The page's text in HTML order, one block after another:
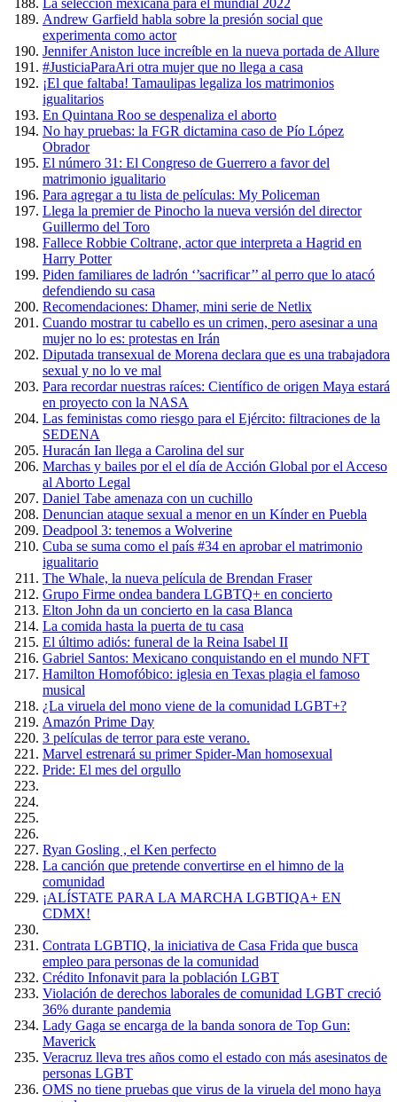
La selección mexicana para el mundial 2022
Andrew Garfield habla sobre la presión social que
experimenta como actor
Jennifer Aniston luce increíble en la nueva portada de Allure
#JusticiaParaAri otra mujer que no llega a casa
¡El que faltaba! Tamaulipas legaliza los matrimonios
igualitarios
En Quintana Roo se despenaliza el aborto
No hay pruebas: la FGR dictamina caso de Pío López
Obrador
El número 31: El Congreso de Guerrero a favor del
matrimonio igualitario
Para agregar a tu lista de películas: My Policeman
Llega la premier de Pinocho la nueva versión del director
Guillermo del Toro
Fallece Robbie Coltrane, actor que interpreta a Hagrid en
Harry Potter
Piden familiares de ladrón ‘’sacrificar’’ al perro que lo atacó
defendiendo su casa
Recomendaciones: Dhamer, mini serie de Netlix
Cuando mostrar tu cabello es un crimen, pero asesinar a una
mujer no lo es: protestas en Irán
Diputada transexual de Morena declara que es una trabajadora
sexual y no lo ve mal
Para recordar nuestras raíces: Científico de origen Maya estará
en proyecto con la NASA
Las feministas como riesgo para el Ejército: filtraciones de la
SEDENA
Huracán Ian llega a Carolina del sur
Marchas y bailes por el el día de Acción Global por el Acceso
al Aborto Legal
Daniel Tabe amenaza con un cuchillo
Denuncian ataque sexual a menor en un Kínder en Puebla
Deadpool 3: tenemos a Wolverine
Cuba se suma como el país #34 en aprobar el matrimonio
igualitario
The Whale, la nueva película de Brendan Fraser
Grupo Firme ondea bandera LGBTQ+ en concierto
Elton John da un concierto en la casa Blanca
La comida hasta la puerta de tu casa
El último adiós: funeral de la Reina Isabel II
Gabriel Santos: Mexicano conquistando en el mundo NFT
Hamilton Homofóbico: iglesia en Texas plagia el famoso
musical
¿La viruela del mono viene de la comunidad LGBT+?
Amazón Prime Day
3 películas de terror para este verano.
Marvel estrenará su primer Spider-Man homosexual
Pride: El mes del orgullo
Ryan Gosling , el Ken perfecto
La canción que pretende convertirse en el himno de la
comunidad
¡ALÍSTATE PARA LA MARCHA LGBTIQA+ EN
CDMX!
Contrata LGBTIQ, la iniciativa de Casa Frida que busca
empleo para personas de la comunidad
Crédito Infonavit para la población LGBT
Violación de derechos laborales de comunidad LGBT creció
36% durante pandemia
Lady Gaga se encarga de la banda sonora de Top Gun:
Maverick
Veracruz lleva tres años como el estado con más asesinatos de
personas LGBT
OMS no tiene pruebas que virus de la viruela del mono haya